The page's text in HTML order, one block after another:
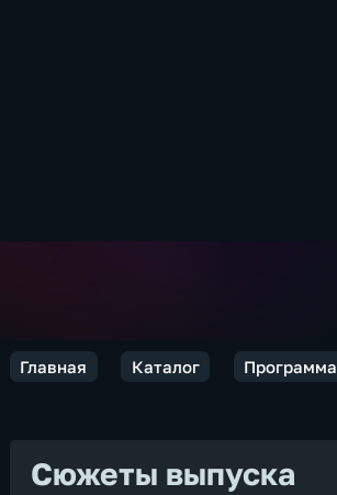
Главная Каталог Программа
Сюжеты выпуска